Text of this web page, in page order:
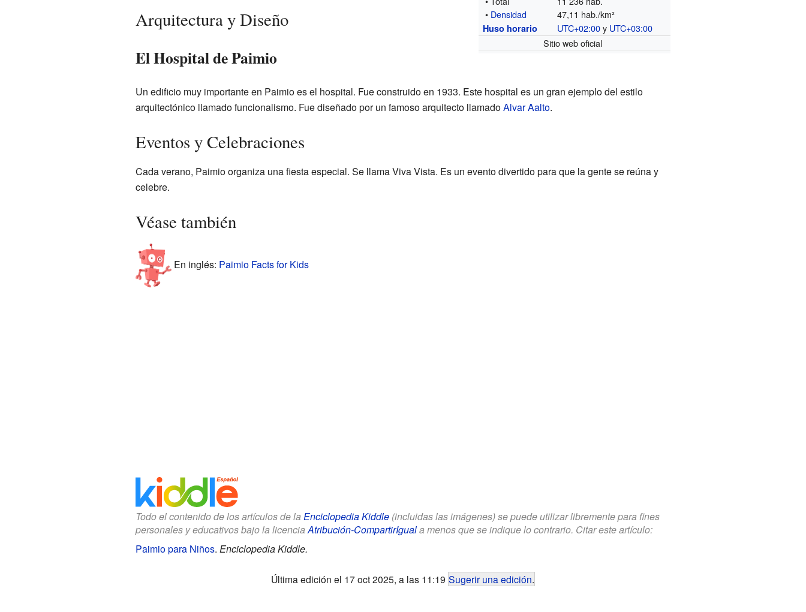
• Densidad 47,11 hab./km²
Huso horario UTC+02:00y UTC+03:00
Sitio web oficial
Arquitectura y Diseño
El Hospital de Paimio
Un edificio muy importante en Paimio es el hospital. Fue construido en 1933. Este hospital es un gran ejemplo del estilo
arquitectónico llamado funcionalismo. Fue diseñado por un famoso arquitecto llamadoAlvar Aalto.
Eventos y Celebraciones
Cada verano, Paimio organiza una fiesta especial. Se llama Viva Vista. Es un evento divertido para que la gente se reúna y
celebre.
Véase también
En inglés: Paimio Facts for Kids
Todo el contenido de los artículos de la Enciclopedia Kiddle(incluidas las imágenes) se puede utilizar libremente para fines
personales y educativos bajo la licenciaAtribución-CompartirIguala menos que se indique lo contrario. Citar este artículo:
Paimio para Niños. Enciclopedia Kiddle.
Última edición el 17 oct 2025, a las 11:19 Sugerir una edición.